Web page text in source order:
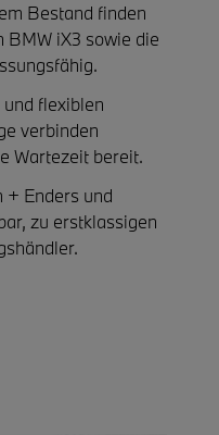
Bestand finden
BMW iX3 sowie die
und flexiblen
verbinden
Wartezeit bereit.
+ Enders und
zu erstklassigen